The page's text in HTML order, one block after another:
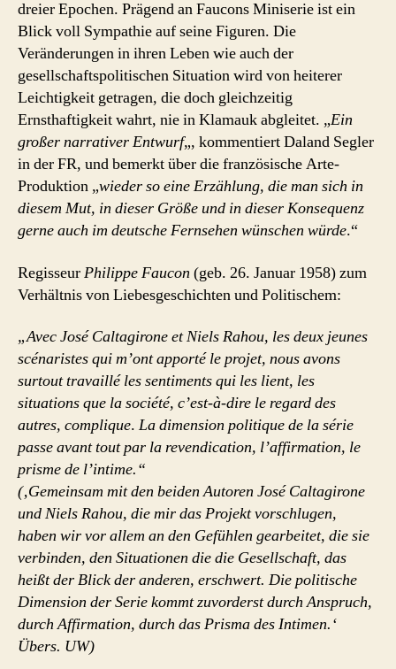
dreier Epochen. Prägend an Faucons Miniserie ist ein
Blick voll Sympathie auf seine Figuren. Die
Veränderungen in ihren Leben wie auch der
gesellschaftspolitischen Situation wird von heiterer
Leichtigkeit getragen, die doch gleichzeitig
Ernsthaftigkeit wahrt, nie in Klamauk abgleitet. „Ein
großer narrativer Entwurf„, kommentiert Daland Segler
in der FR, und bemerkt über die französische Arte-
Produktion „wieder so eine Erzählung, die man sich in
diesem Mut, in dieser Größe und in dieser Konsequenz
gerne auch im deutsche Fernsehen wünschen würde.“
RegisseurPhilippe Faucon (geb. 26. Januar 1958) zum
Verhältnis von Liebesgeschichten und Politischem:
„Avec José Caltagirone et Niels Rahou, les deux jeunes
scénaristes qui m’ont apporté le projet, nous avons
surtout travaillé les sentiments qui les lient, les
situations que la société, c’est-à-dire le regard des
autres, complique. La dimension politique de la série
passe avant tout par la revendication, l’affirmation, le
prisme de l’intime.“
(‚Gemeinsam mit den beiden Autoren José Caltagirone
und Niels Rahou, die mir das Projekt vorschlugen,
haben wir vor allem an den Gefühlen gearbeitet, die sie
verbinden, den Situationen die die Gesellschaft, das
heißt der Blick der anderen, erschwert. Die politische
Dimension der Serie kommt zuvorderst durch Anspruch,
durch Affirmation, durch das Prisma des Intimen.‘
Übers. UW)